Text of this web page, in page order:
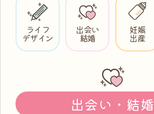
ライフ
デザイン
出会い
結婚
妊娠
出産
出会い・結婚